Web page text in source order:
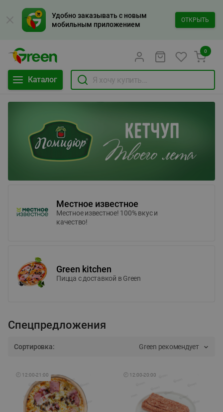
Удобно заказывать с новым
мобильным приложением
ОТКРЫТЬ
Каталог
0
Местное известное
Местное известное! 100% вкус и
качество!
Green kitchen
Пицца c доставкой в Green
Спецпредложения
Сортировка: Green рекомендует
🕘 12:00-21:00 🕘 12:00-20:00